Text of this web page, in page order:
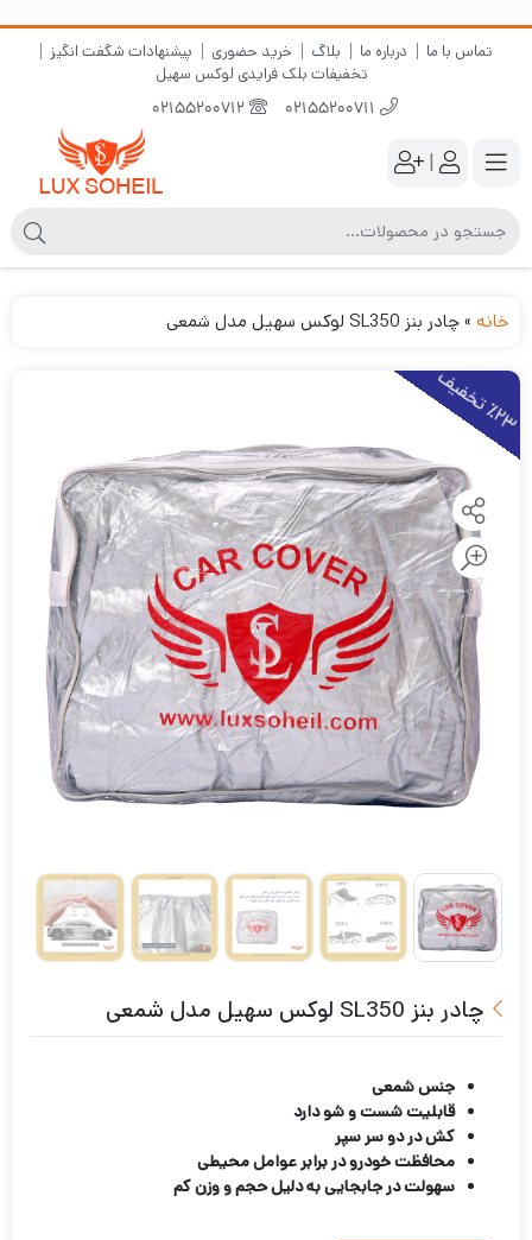
تماس با ما درباره ما بلاگ خرید حضوری
پیشنهادات شگفت انگیز
تخفیفات بلک فرایدی لوکس سهیل
|
خانه »چادر بنز SL350 لوکس سهیل مدل شمعی
٪2
3
ت
خ
ف
یف
چادر بنز SL350 لوکس سهیل مدل شمعی
جنس شمعی
قابلیت شست و شو دارد
کش در دو سر سپر
محافظت خودرو در برابر عوامل محیطی
سهولت در جابجایی به دلیل حجم و وزن کم